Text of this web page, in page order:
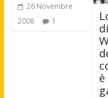
26 Novembre
2008
1